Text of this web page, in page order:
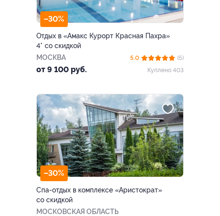
–30%
Отдых в «Амакс Курорт ‎Красная Пахра»
4* со скидкой
МОСКВА
от 9 100 руб.
5.0
(5)
Куплено 403
–30%
Спа-отдых в комплексе «Аристократ»
со скидкой
МОСКОВСКАЯ ОБЛАСТЬ